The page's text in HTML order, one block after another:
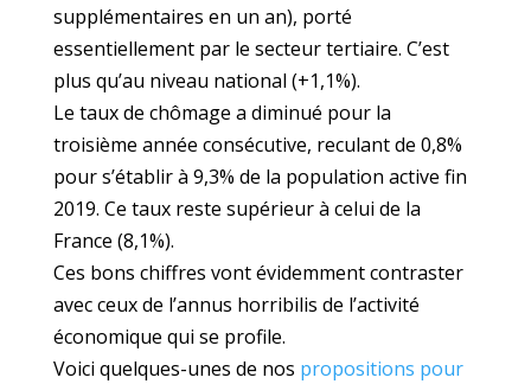
supplémentaires en un an), porté
essentiellement par le secteur tertiaire. C’est
plus qu’au niveau national (+1,1%).
Le taux de chômage a diminué pour la
troisième année consécutive, reculant de 0,8%
pour s’établir à 9,3% de la population active fin
2019. Ce taux reste supérieur à celui de la
France (8,1%).
Ces bons chiffres vont évidemment contraster
avec ceux de l’annus horribilis de l’activité
économique qui se profile.
Voici quelques-unes de nos propositions pour